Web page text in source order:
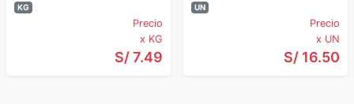
KG
Precio
x KG
S/ 7.49
UN
Precio
x UN
S/ 16.50